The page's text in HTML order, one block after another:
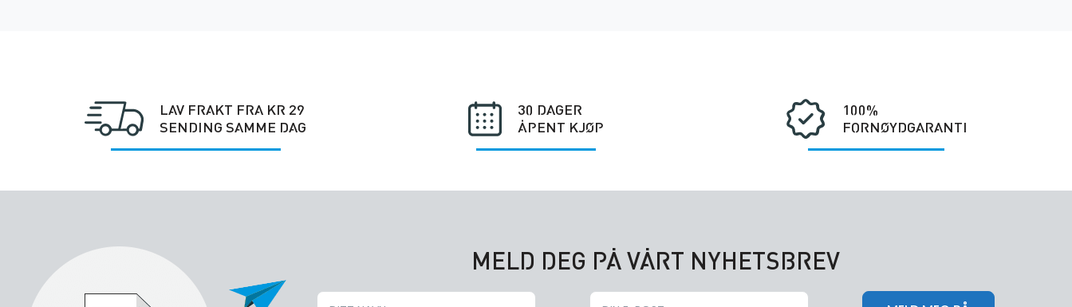
LAV FRAKT FRA KR 29
SENDING SAMME DAG
30 DAGER
ÅPENT KJØP
100%
FORNØYDGARANTI
MELD DEG PÅ VÅRT NYHETSBREV